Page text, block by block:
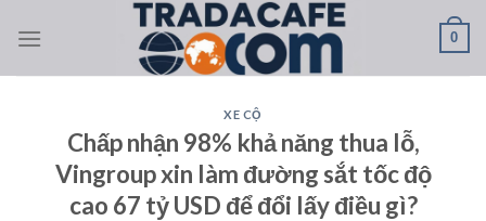
0
XE CỘ
Chấp nhận 98% khả năng thua lỗ,
Vingroup xin làm đường sắt tốc độ
cao 67 tỷ USD để đổi lấy điều gì?